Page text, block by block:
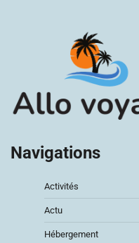
Navigations
Activités
Actu
Hébergement